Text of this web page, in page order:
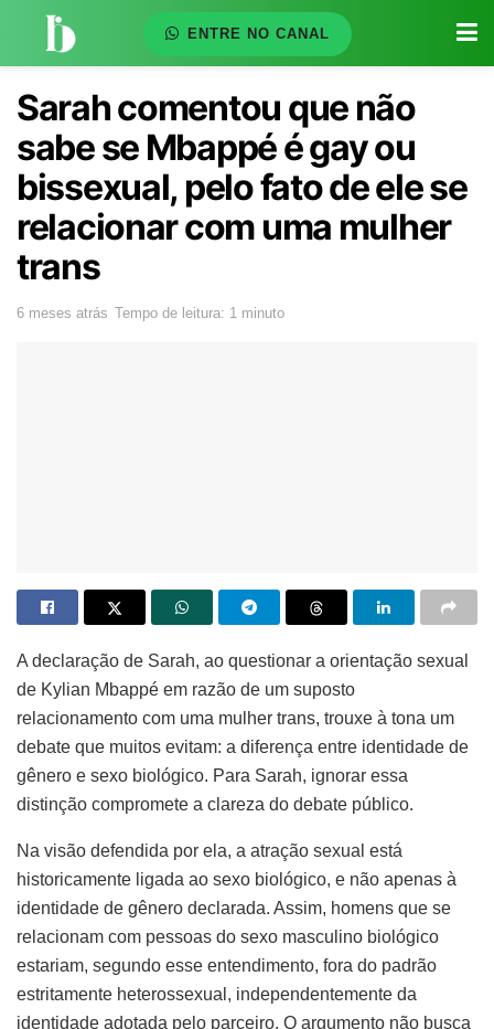
ENTRE NO CANAL
Sarah comentou que não
sabe se Mbappé é gay ou
bissexual, pelo fato de ele se
relacionar com uma mulher
trans
6 meses atrás Tempo de leitura: 1 minuto
A declaração de Sarah, ao questionar a orientação sexual
de Kylian Mbappé em razão de um suposto
relacionamento com uma mulher trans, trouxe à tona um
debate que muitos evitam: a diferença entre identidade de
gênero e sexo biológico. Para Sarah, ignorar essa
distinção compromete a clareza do debate público.
Na visão defendida por ela, a atração sexual está
historicamente ligada ao sexo biológico, e não apenas à
identidade de gênero declarada. Assim, homens que se
relacionam com pessoas do sexo masculino biológico
estariam, segundo esse entendimento, fora do padrão
estritamente heterossexual, independentemente da
identidade adotada pelo parceiro. O argumento não busca